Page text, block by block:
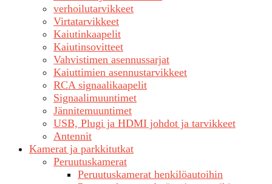
verhoilutarvikkeet
Virtatarvikkeet
Kaiutinkaapelit
Kaiutinsovitteet
Vahvistimen asennussarjat
Kaiuttimien asennustarvikkeet
RCA signaalikaapelit
Signaalimuuntimet
Jännitemuuntimet
USB, Plugi ja HDMI johdot ja tarvikkeet
Antennit
Kamerat ja parkkitutkat
Peruutuskamerat
Peruutuskamerat henkilöautoihin